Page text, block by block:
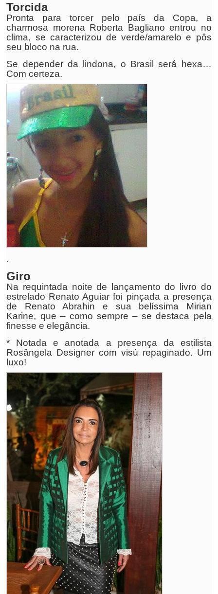
Torcida
Pronta para torcer pelo país da Copa, a
charmosa morena Roberta Bagliano entrou no
clima, se caracterizou de verde/amarelo e pôs
seu bloco na rua.
Se depender da lindona, o Brasil será hexa…
Com certeza.
.
Giro
Na requintada noite de lançamento do livro do
estrelado Renato Aguiar foi pinçada a presença
de Renato Abrahin e sua belíssima Mirian
Karine, que – como sempre – se destaca pela
finesse e elegância.
* Notada e anotada a presença da estilista
Rosângela Designer com visú repaginado. Um
luxo!